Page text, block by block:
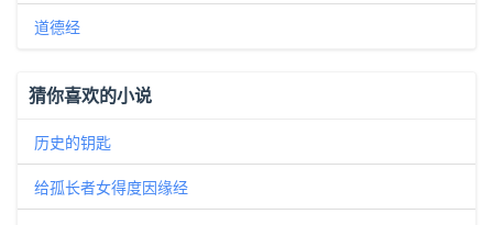
道德经
猜你喜欢的小说
历史的钥匙
给孤长者女得度因缘经